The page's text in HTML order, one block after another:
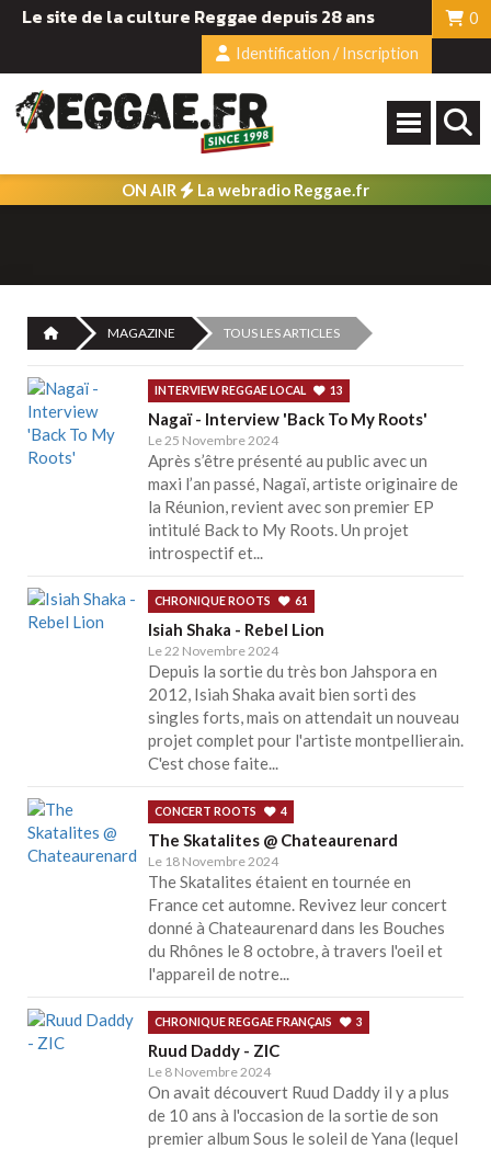
Le site de la culture Reggae depuis 28 ans
0
Identification / Inscription
ON AIR La webradio Reggae.fr
MAGAZINE TOUS LES ARTICLES
INTERVIEW REGGAE LOCAL 13
Nagaï - Interview 'Back To My Roots'
Le 25 Novembre 2024
Après s’être présenté au public avec un
maxi l’an passé, Nagaï, artiste originaire de
la Réunion, revient avec son premier EP
intitulé Back to My Roots. Un projet
introspectif et...
CHRONIQUE ROOTS 61
Isiah Shaka - Rebel Lion
Le 22 Novembre 2024
Depuis la sortie du très bon Jahspora en
2012, Isiah Shaka avait bien sorti des
singles forts, mais on attendait un nouveau
projet complet pour l'artiste montpellierain.
C'est chose faite...
CONCERT ROOTS 4
The Skatalites @ Chateaurenard
Le 18 Novembre 2024
The Skatalites étaient en tournée en
France cet automne. Revivez leur concert
donné à Chateaurenard dans les Bouches
du Rhônes le 8 octobre, à travers l'oeil et
l'appareil de notre...
CHRONIQUE REGGAE FRANÇAIS 3
Ruud Daddy - ZIC
Le 8 Novembre 2024
On avait découvert Ruud Daddy il y a plus
de 10 ans à l'occasion de la sortie de son
premier album Sous le soleil de Yana (lequel